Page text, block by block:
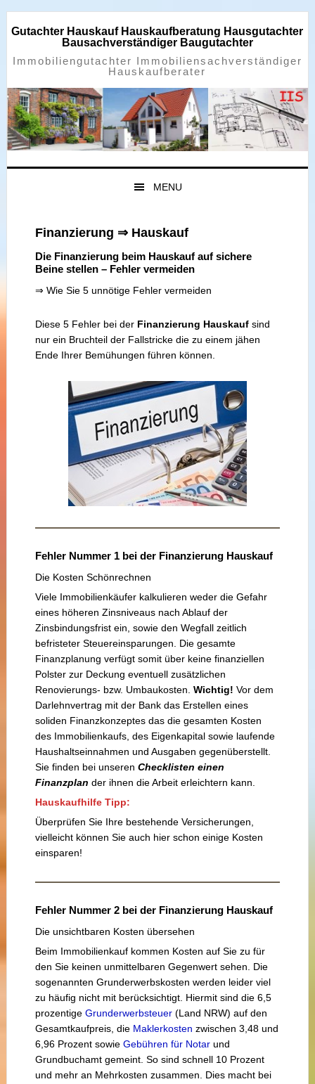
springen
springen
springen
springen
Gutachter Hauskauf Hauskaufberatung Hausgutachter
Bausachverständiger Baugutachter
Immobiliengutachter Immobiliensachverständiger
Hauskaufberater
MENU
Finanzierung ⇒ Hauskauf
Die Finanzierung beim Hauskauf auf sichere
Beine stellen – Fehler vermeiden
⇒ Wie Sie 5 unnötige Fehler vermeiden
Diese 5 Fehler bei der Finanzierung Hauskauf sind
nur ein Bruchteil der Fallstricke die zu einem jähen
Ende Ihrer Bemühungen führen können.
Fehler Nummer 1 bei der Finanzierung Hauskauf
Die Kosten Schönrechnen
Viele Immobilienkäufer kalkulieren weder die Gefahr
eines höheren Zinsniveaus nach Ablauf der
Zinsbindungsfrist ein, sowie den Wegfall zeitlich
befristeter Steuereinsparungen. Die gesamte
Finanzplanung verfügt somit über keine finanziellen
Polster zur Deckung eventuell zusätzlichen
Renovierungs- bzw. Umbaukosten. Wichtig! Vor dem
Darlehnvertrag mit der Bank das Erstellen eines
soliden Finanzkonzeptes das die gesamten Kosten
des Immobilienkaufs, des Eigenkapital sowie laufende
Haushaltseinnahmen und Ausgaben gegenüberstellt.
Sie finden bei unseren Checklisten einen
Finanzplan der ihnen die Arbeit erleichtern kann.
Hauskaufhilfe Tipp:
Überprüfen Sie Ihre bestehende Versicherungen,
vielleicht können Sie auch hier schon einige Kosten
einsparen!
Fehler Nummer 2 bei der Finanzierung Hauskauf
Die unsichtbaren Kosten übersehen
Beim Immobilienkauf kommen Kosten auf Sie zu für
den Sie keinen unmittelbaren Gegenwert sehen. Die
sogenannten Grunderwerbskosten werden leider viel
zu häufig nicht mit berücksichtigt. Hiermit sind die 6,5
prozentige Grunderwerbsteuer(Land NRW) auf den
Gesamtkaufpreis, die Maklerkosten zwischen 3,48 und
6,96 Prozent sowie Gebühren für Notar und
Grundbuchamt gemeint. So sind schnell 10 Prozent
und mehr an Mehrkosten zusammen. Dies macht bei